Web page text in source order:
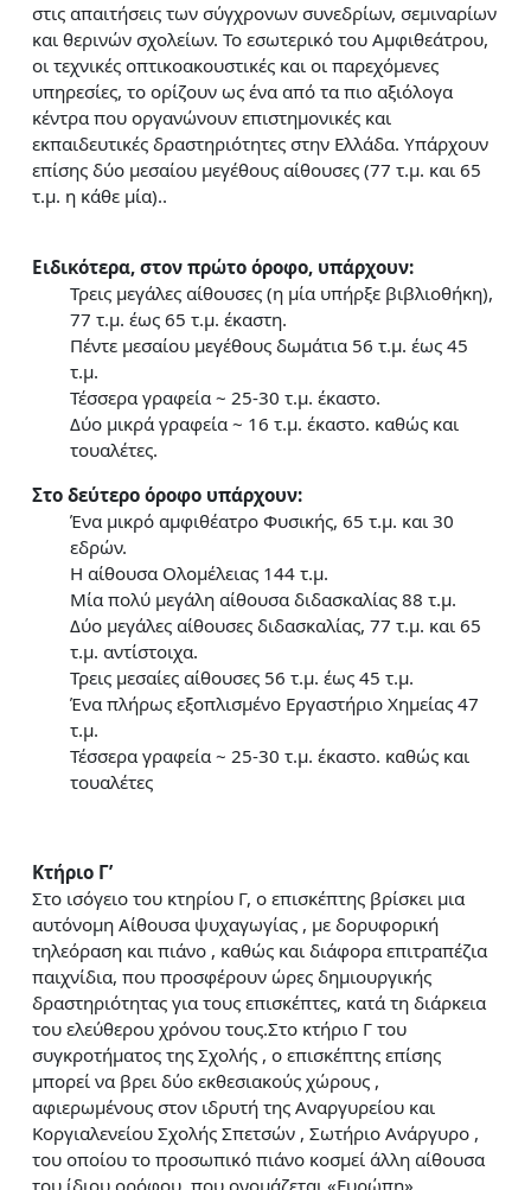
στις απαιτήσεις των σύγχρονων συνεδρίων, σεμιναρίων
και θερινών σχολείων. Το εσωτερικό του Αμφιθεάτρου,
οι τεχνικές οπτικοακουστικές και οι παρεχόμενες
υπηρεσίες, το ορίζουν ως ένα από τα πιο αξιόλογα
κέντρα που οργανώνουν επιστημονικές και
εκπαιδευτικές δραστηριότητες στην Ελλάδα. Υπάρχουν
επίσης δύο μεσαίου μεγέθους αίθουσες (77 τ.μ. και 65
τ.μ. η κάθε μία)..
Ειδικότερα, στον πρώτο όροφο, υπάρχουν:
Τρεις μεγάλες αίθουσες (η μία υπήρξε βιβλιοθήκη),
77 τ.μ. έως 65 τ.μ. έκαστη.
Πέντε μεσαίου μεγέθους δωμάτια 56 τ.μ. έως 45
τ.μ.
Τέσσερα γραφεία ~ 25-30 τ.μ. έκαστο.
Δύο μικρά γραφεία ~ 16 τ.μ. έκαστο. καθώς και
τουαλέτες.
Στο δεύτερο όροφο υπάρχουν:
Ένα μικρό αμφιθέατρο Φυσικής, 65 τ.μ. και 30
εδρών.
Η αίθουσα Ολομέλειας 144 τ.μ.
Μία πολύ μεγάλη αίθουσα διδασκαλίας 88 τ.μ.
Δύο μεγάλες αίθουσες διδασκαλίας, 77 τ.μ. και 65
τ.μ. αντίστοιχα.
Τρεις μεσαίες αίθουσες 56 τ.μ. έως 45 τ.μ.
Ένα πλήρως εξοπλισμένο Εργαστήριο Χημείας 47
τ.μ.
Τέσσερα γραφεία ~ 25-30 τ.μ. έκαστο. καθώς και
τουαλέτες
Κτήριο Γ’
Στο ισόγειο του κτηρίου Γ, ο επισκέπτης βρίσκει μια
αυτόνομη Αίθουσα ψυχαγωγίας , με δορυφορική
τηλεόραση και πιάνο , καθώς και διάφορα επιτραπέζια
παιχνίδια, που προσφέρουν ώρες δημιουργικής
δραστηριότητας για τους επισκέπτες, κατά τη διάρκεια
του ελεύθερου χρόνου τους.Στο κτήριο Γ του
συγκροτήματος της Σχολής , ο επισκέπτης επίσης
μπορεί να βρει δύο εκθεσιακούς χώρους ,
αφιερωμένους στον ιδρυτή της Αναργυρείου και
Κοργιαλενείου Σχολής Σπετσών , Σωτήριο Ανάργυρο ,
του οποίου το προσωπικό πιάνο κοσμεί άλλη αίθουσα
του ίδιου ορόφου, που ονομάζεται «Ευρώπη»,